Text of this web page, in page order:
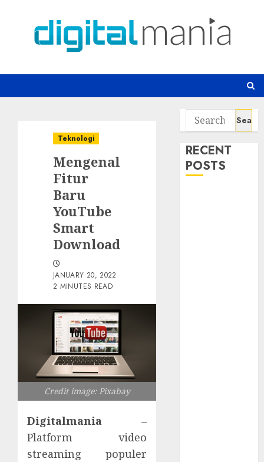
Teknologi
Mengenal
Fitur
Baru
YouTube
Smart
Download
JANUARY 20, 2022
2 MINUTES READ
Credit image: Pixabay
Digitalmania –
Platform video
streaming populer
Search
for:
RECENT
POSTS